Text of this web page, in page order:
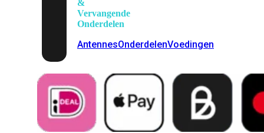
&
Vervangende
Onderdelen
AntennesOnderdelenVoedingen